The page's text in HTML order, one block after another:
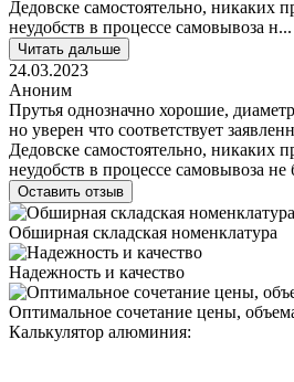
Дедовске самостоятельно, никаких
неудобств в процессе самовывоза н...
Читать дальше
24.03.2023
Аноним
Прутья однозначно хорошие,
но уверен что соответствует
Дедовске самостоятельно, никаких
неудобств в процессе самовывоза не
Оставить отзыв
Обширная складская номенклатура
Надежность и качество
Оптимальное сочетание цены,
Калькулятор алюминия: